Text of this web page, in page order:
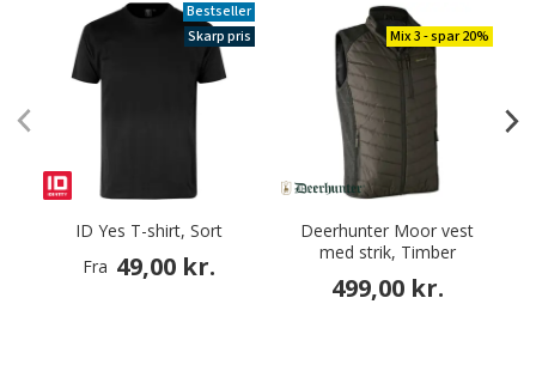
Bestseller
Skarp pris
ID Yes T-shirt, Sort
Fra 49,00 kr.
Mix 3 - spar 20%
Deerhunter Moor vest
med strik, Timber
499,00 kr.